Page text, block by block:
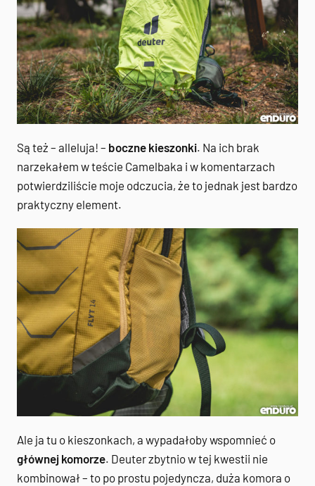
Są też – alleluja! – boczne kieszonki. Na ich brak
narzekałem w teście Camelbaka i w komentarzach
potwierdziliście moje odczucia, że to jednak jest bardzo
praktyczny element.
Ale ja tu o kieszonkach, a wypadałoby wspomnieć o
głównej komorze. Deuter zbytnio w tej kwestii nie
kombinował – to po prostu pojedyncza, duża komora o